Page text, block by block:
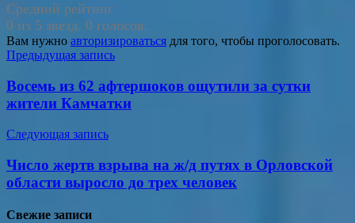
Средний рейтинг
0 из 5 звезд. 0 голосов.
Вам нужно авторизироваться для того, чтобы проголосовать.
Навигация
по
записям
Предыдущая запись
Восемь из 62 афтершоков ощутили за сутки
жители Камчатки
Следующая запись
Число жертв взрыва на ж/д путях в Орловской
области выросло до трех человек
Свежие записи